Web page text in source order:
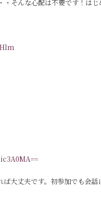
そんな心配は不要です！は
大丈夫です。初参加でも会